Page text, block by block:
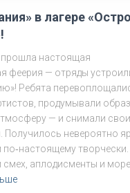
в лагере
прошла настоящая
феерия — отряды
Ребята
продумывали
— и снимали свои
Получилось невероятно
по‑настоящему творчески.
смех, аплодисменты и море